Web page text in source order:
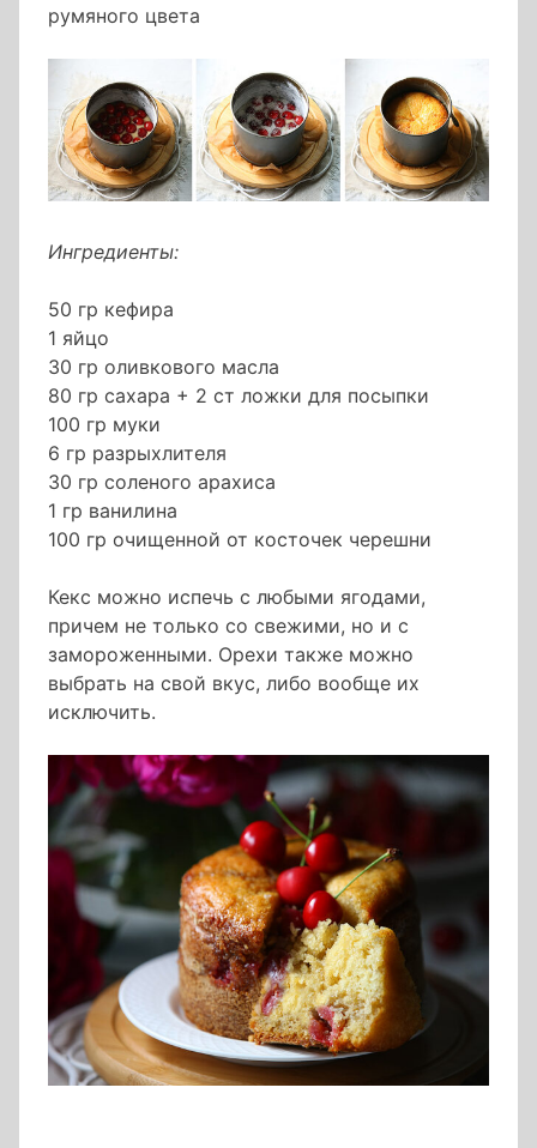
румяного цвета
Ингредиенты:
50 гр кефира
1 яйцо
30 гр оливкового масла
80 гр сахара + 2 ст ложки для посыпки
100 гр муки
6 гр разрыхлителя
30 гр соленого арахиса
1 гр ванилина
100 гр очищенной от косточек черешни
Кекс можно испечь с любыми ягодами,
причем не только со свежими, но и с
замороженными. Орехи также можно
выбрать на свой вкус, либо вообще их
исключить.